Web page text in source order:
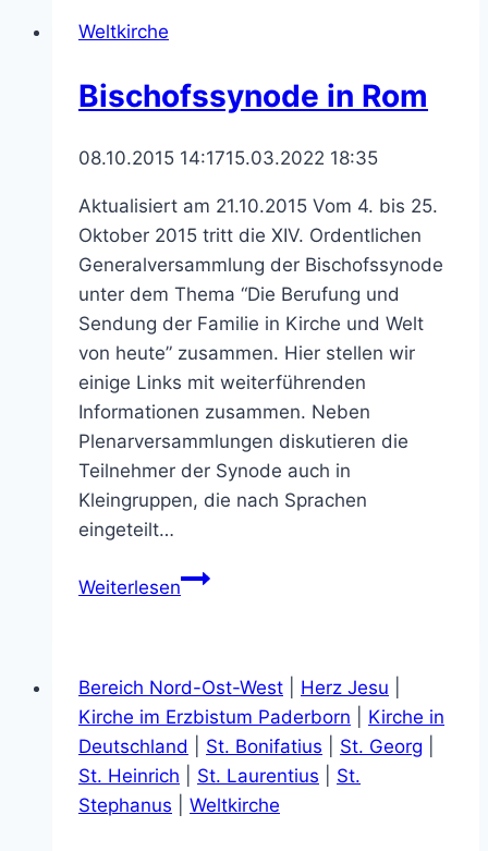
Weltkirche
Bischofssynode in Rom
08.10.2015 14:1715.03.2022 18:35
Aktualisiert am 21.10.2015 Vom 4. bis 25.
Oktober 2015 tritt die XIV. Ordentlichen
Generalversammlung der Bischofssynode
unter dem Thema “Die Berufung und
Sendung der Familie in Kirche und Welt
von heute” zusammen. Hier stellen wir
einige Links mit weiterführenden
Informationen zusammen. Neben
Plenarversammlungen diskutieren die
Teilnehmer der Synode auch in
Kleingruppen, die nach Sprachen
eingeteilt…
WeiterlesenBischofssynode
Bereich Nord-Ost-West Herz Jesu
Kirche im Erzbistum Paderborn
Kirche in
Deutschland
St. Bonifatius St. Georg
St. Heinrich
St. Laurentius
St.
Stephanus
Weltkirche